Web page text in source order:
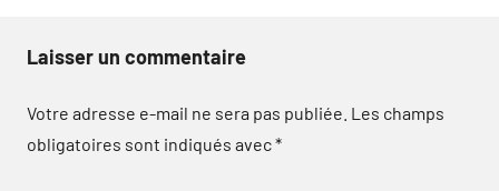
Laisser un commentaire
Votre adresse e-mail ne sera pas publiée. Les champs
obligatoires sont indiqués avec*